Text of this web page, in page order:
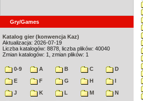
Gry/Games
Katalog gier (konwencja Kaz)
Aktualizacja: 2026-07-19
Liczba katalogów: 8878, liczba plików: 40040
Zmian katalogów: 1, zmian plików: 1
0-9 A B C
D
E
F G H
I
J
K L M
N